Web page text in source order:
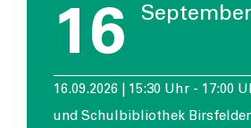
16 September
16.09.2026 | 15:30 Uhr - 17:00
und Schulbibliothek